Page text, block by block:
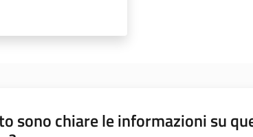
sono chiare le informazioni su